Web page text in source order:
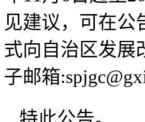
见建议，可在
式向自治区发展
子邮箱